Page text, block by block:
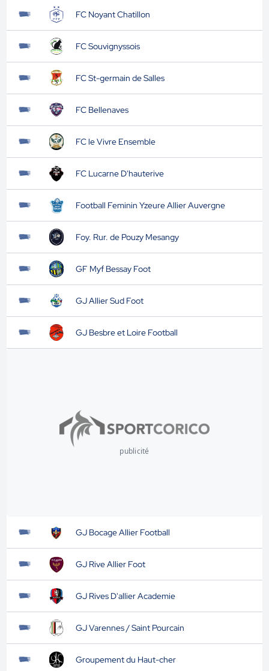
FC Noyant Chatillon
FC Souvignyssois
FC St-germain de Salles
FC Bellenaves
FC le Vivre Ensemble
FC Lucarne D'hauterive
Football Feminin Yzeure Allier Auvergne
Foy. Rur. de Pouzy Mesangy
GF Myf Bessay Foot
GJ Allier Sud Foot
GJ Besbre et Loire Football
publicité
GJ Bocage Allier Football
GJ Rive Allier Foot
GJ Rives D'allier Academie
GJ Varennes / Saint Pourcain
Groupement du Haut-cher